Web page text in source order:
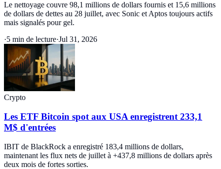
Le nettoyage couvre 98,1 millions de dollars fournis et 15,6 millions
de dollars de dettes au 28 juillet, avec Sonic et Aptos toujours actifs
mais signalés pour gel.
·5 min de lecture·Jul 31, 2026
Crypto
Les ETF Bitcoin spot aux USA enregistrent 233,1
M$ d'entrées
IBIT de BlackRock a enregistré 183,4 millions de dollars,
maintenant les flux nets de juillet à +437,8 millions de dollars après
deux mois de fortes sorties.